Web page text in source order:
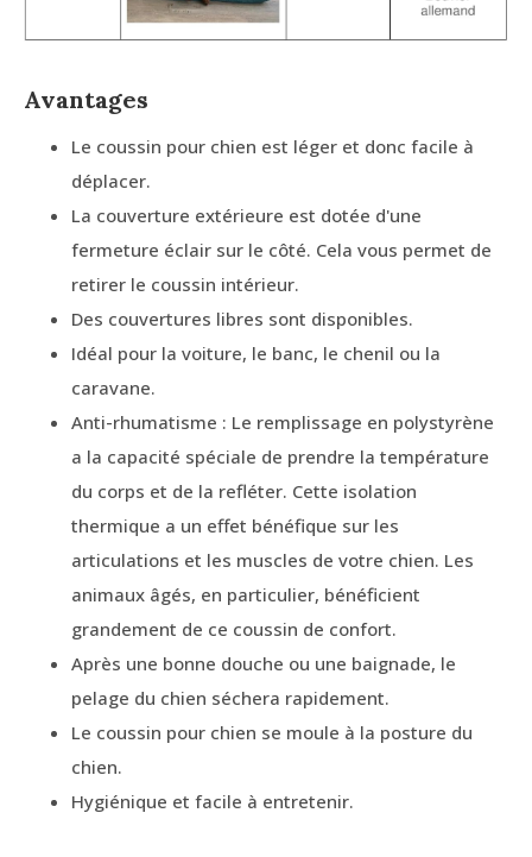
Avantages
Le coussin pour chien est léger et donc facile à
déplacer.
La couverture extérieure est dotée d'une
fermeture éclair sur le côté. Cela vous permet de
retirer le coussin intérieur.
Des couvertures libres sont disponibles.
Idéal pour la voiture, le banc, le chenil ou la
caravane.
Anti-rhumatisme : Le remplissage en polystyrène
a la capacité spéciale de prendre la température
du corps et de la refléter. Cette isolation
thermique a un effet bénéfique sur les
articulations et les muscles de votre chien. Les
animaux âgés, en particulier, bénéficient
grandement de ce coussin de confort.
Après une bonne douche ou une baignade, le
pelage du chien séchera rapidement.
Le coussin pour chien se moule à la posture du
chien.
Hygiénique et facile à entretenir.